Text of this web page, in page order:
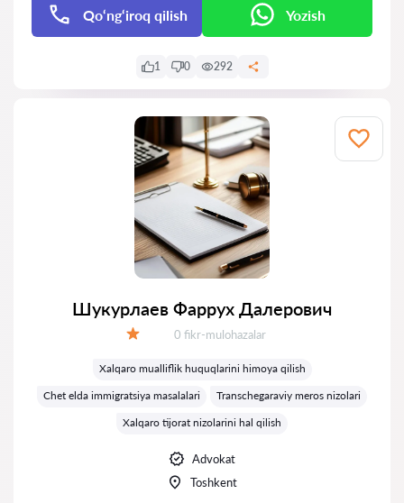
Qo‘ng‘iroq qilish Yozish
1 0 292
Шукурлаев Фаррух Далерович
Fikrlar:
0 fikr-mulohazalar
Xalqaro mualliflik huquqlarini himoya qilish
Chet elda immigratsiya masalalari
Transchegaraviy meros nizolari
Xalqaro tijorat nizolarini hal qilish
Advokat
Toshkent